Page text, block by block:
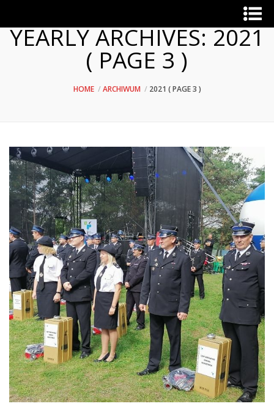
YEARLY ARCHIVES:2021
( PAGE 3 )
HOME ARCHIWUM 2021 ( PAGE 3 )